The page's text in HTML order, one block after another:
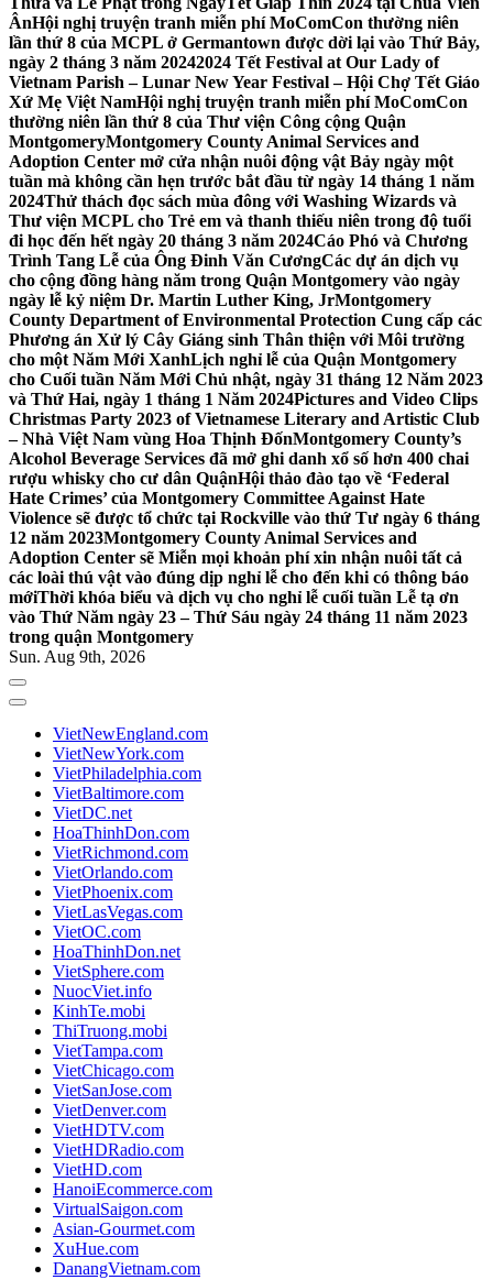
ÂnHội nghị truyện tranh miễn phí MoComCon thường niên
lần thứ 8 của MCPL ở Germantown được dời lại vào Thứ Bảy,
ngày 2 tháng 3 năm 20242024 Tết Festival at Our Lady of
Vietnam Parish – Lunar New Year Festival – Hội Chợ Tết Giáo
Xứ Mẹ Việt NamHội nghị truyện tranh miễn phí MoComCon
thường niên lần thứ 8 của Thư viện Công cộng Quận
MontgomeryMontgomery County Animal Services and
Adoption Center mở cửa nhận nuôi động vật Bảy ngày một
tuần mà không cần hẹn trước bắt đầu từ ngày 14 tháng 1 năm
2024Thử thách đọc sách mùa đông với Washing Wizards và
Thư viện MCPL cho Trẻ em và thanh thiếu niên trong độ tuổi
đi học đến hết ngày 20 tháng 3 năm 2024Cáo Phó và Chương
Trình Tang Lễ của Ông Đinh Văn CươngCác dự án dịch vụ
cho cộng đồng hàng năm trong Quận Montgomery vào ngày
ngày lễ kỷ niệm Dr. Martin Luther King, JrMontgomery
County Department of Environmental Protection Cung cấp các
Phương án Xử lý Cây Giáng sinh Thân thiện với Môi trường
cho một Năm Mới XanhLịch nghỉ lễ của Quận Montgomery
cho Cuối tuần Năm Mới Chủ nhật, ngày 31 tháng 12 Năm 2023
và Thứ Hai, ngày 1 tháng 1 Năm 2024Pictures and Video Clips
Christmas Party 2023 of Vietnamese Literary and Artistic Club
– Nhà Việt Nam vùng Hoa Thịnh ĐốnMontgomery County’s
Alcohol Beverage Services đã mở ghi danh xổ số hơn 400 chai
rượu whisky cho cư dân QuậnHội thảo đào tạo về ‘Federal
Hate Crimes’ của Montgomery Committee Against Hate
Violence sẽ được tổ chức tại Rockville vào thứ Tư ngày 6 tháng
12 năm 2023Montgomery County Animal Services and
Adoption Center sẽ Miễn mọi khoản phí xin nhận nuôi tất cả
các loài thú vật vào đúng dịp nghỉ lễ cho đến khi có thông báo
mớiThời khóa biểu và dịch vụ cho nghỉ lễ cuối tuần Lễ tạ ơn
vào Thứ Năm ngày 23 – Thứ Sáu ngày 24 tháng 11 năm 2023
trong quận Montgomery
Sun. Aug 9th, 2026
VietNewEngland.com
VietNewYork.com
VietPhiladelphia.com
VietBaltimore.com
VietDC.net
HoaThinhDon.com
VietRichmond.com
VietOrlando.com
VietPhoenix.com
VietLasVegas.com
VietOC.com
HoaThinhDon.net
VietSphere.com
NuocViet.info
KinhTe.mobi
ThiTruong.mobi
VietTampa.com
VietChicago.com
VietSanJose.com
VietDenver.com
VietHDTV.com
VietHDRadio.com
VietHD.com
HanoiEcommerce.com
VirtualSaigon.com
Asian-Gourmet.com
XuHue.com
DanangVietnam.com